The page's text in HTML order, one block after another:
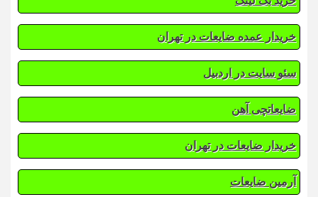
خریدار عمده ضایعات در تهران
سئو سایت در اردبیل
ضایعاتچی آهن
خریدار ضایعات در تهران
آرمین ضایعات